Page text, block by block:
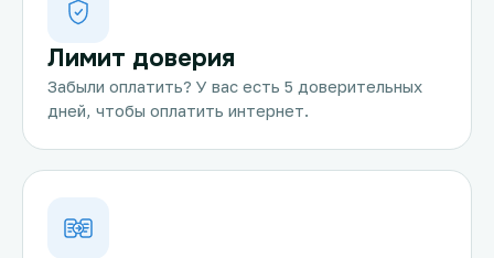
Лимит доверия
Забыли оплатить? У вас есть 5 доверительных
дней, чтобы оплатить интернет.